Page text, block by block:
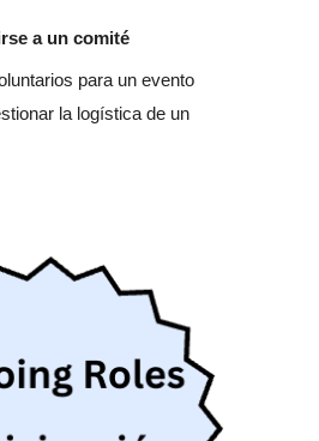
a un comité
para un evento
la logística de un